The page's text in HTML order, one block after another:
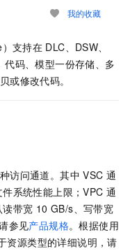
我的收藏
支持在 DLC、DSW、
代码、模型一份存储、多
或修改代码。
访问通道。其中 VSC 通
系统性能上限；VPC 通
带宽 10 GB/s、写带宽
参见产品规格。根据使用
资源类型的详细说明，请